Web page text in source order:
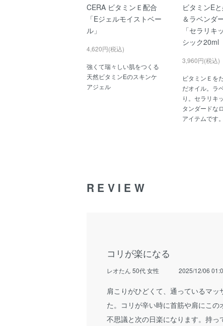
CERA ビタミンＥ配合
「Eジェルモイストベー
ル」
4,620円(税込)
強くて瑞々しい肌をつくる
天然ビタミンEのスキンケ
アジェル
ビタミンE
＆ラベンダ
「セラリキ
シック20ml
3,960円(税込)
ビタミンＥを
だオイル。ラ
り。セラリキ
タンダードな
アイテムです。
REVIEW
コリが楽になる
レオたん 50代 女性 2025/12/06
肩こりがひどくて、通っているマ
た。コリが辛い時に首筋や肩にこの
不思議と次の日楽になります。持